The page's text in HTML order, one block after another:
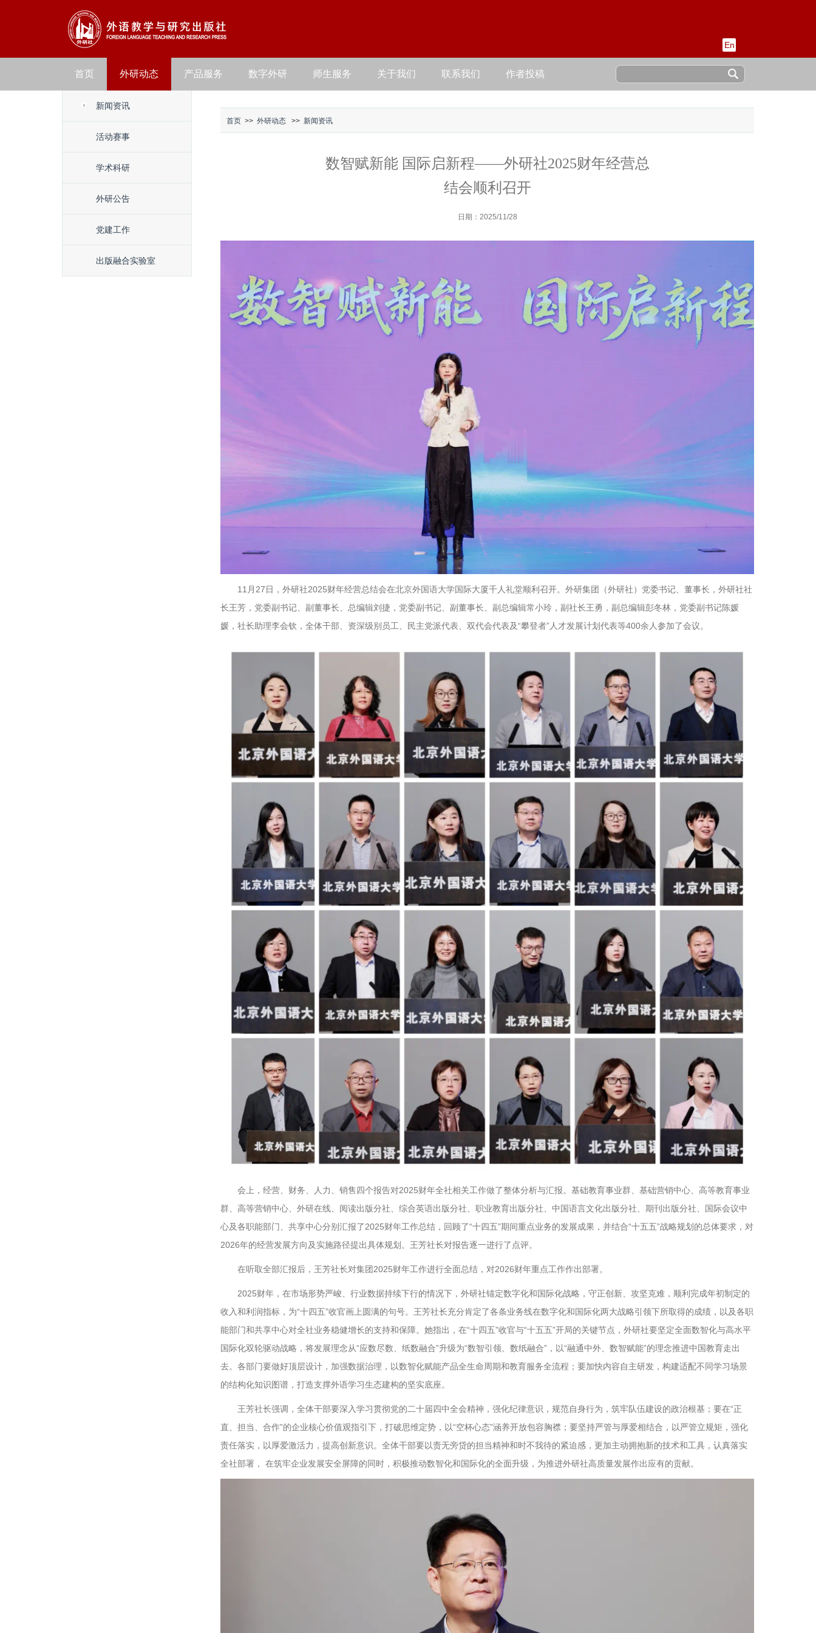
En
首页 外研动态 产品服务 数字外研 师生服务 关于我们 联系我们 作者投稿
新闻资讯
活动赛事
学术科研
外研公告
党建工作
出版融合实验室
首页 >> 外研动态 >> 新闻资讯
数智赋新能 国际启新程——外研社2025财年经营总
结会顺利召开
日期：2025/11/28
11月27日，外研社2025财年经营总结会在北京外国语大学国际大厦千人礼堂顺利召开。外研集团（外研社）党委书记、董事长，外研社社
长王芳，党委副书记、副董事长、总编辑刘捷，党委副书记、副董事长、副总编辑常小玲，副社长王勇，副总编辑彭冬林，党委副书记陈媛
媛，社长助理李会钦，全体干部、资深级别员工、民主党派代表、双代会代表及“攀登者”人才发展计划代表等400余人参加了会议。
会上，经营、财务、人力、销售四个报告对2025财年全社相关工作做了整体分析与汇报。基础教育事业群、基础营销中心、高等教育事业
群、高等营销中心、外研在线、阅读出版分社、综合英语出版分社、职业教育出版分社、中国语言文化出版分社、期刊出版分社、国际会议中
心及各职能部门、共享中心分别汇报了2025财年工作总结，回顾了“十四五”期间重点业务的发展成果，并结合“十五五”战略规划的总体要求，对
2026年的经营发展方向及实施路径提出具体规划。王芳社长对报告逐一进行了点评。
在听取全部汇报后，王芳社长对集团2025财年工作进行全面总结，对2026财年重点工作作出部署。
2025财年，在市场形势严峻、行业数据持续下行的情况下，外研社锚定数字化和国际化战略，守正创新、攻坚克难，顺利完成年初制定的
收入和利润指标，为“十四五”收官画上圆满的句号。王芳社长充分肯定了各条业务线在数字化和国际化两大战略引领下所取得的成绩，以及各职
能部门和共享中心对全社业务稳健增长的支持和保障。她指出，在“十四五”收官与“十五五”开局的关键节点，外研社要坚定全面数智化与高水平
国际化双轮驱动战略，将发展理念从“应数尽数、纸数融合”升级为“数智引领、数纸融合”，以“融通中外、数智赋能”的理念推进中国教育走出
去。各部门要做好顶层设计，加强数据治理，以数智化赋能产品全生命周期和教育服务全流程；要加快内容自主研发，构建适配不同学习场景
的结构化知识图谱，打造支撑外语学习生态建构的坚实底座。
王芳社长强调，全体干部要深入学习贯彻党的二十届四中全会精神，强化纪律意识，规范自身行为，筑牢队伍建设的政治根基；要在“正
直、担当、合作”的企业核心价值观指引下，打破思维定势，以“空杯心态”涵养开放包容胸襟；要坚持严管与厚爱相结合，以严管立规矩，强化
责任落实，以厚爱激活力，提高创新意识。全体干部要以责无旁贷的担当精神和时不我待的紧迫感，更加主动拥抱新的技术和工具，认真落实
全社部署， 在筑牢企业发展安全屏障的同时，积极推动数智化和国际化的全面升级，为推进外研社高质量发展作出应有的贡献。